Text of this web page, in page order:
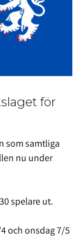
för
som samtliga
nu under
spelare ut.
och onsdag 7/5